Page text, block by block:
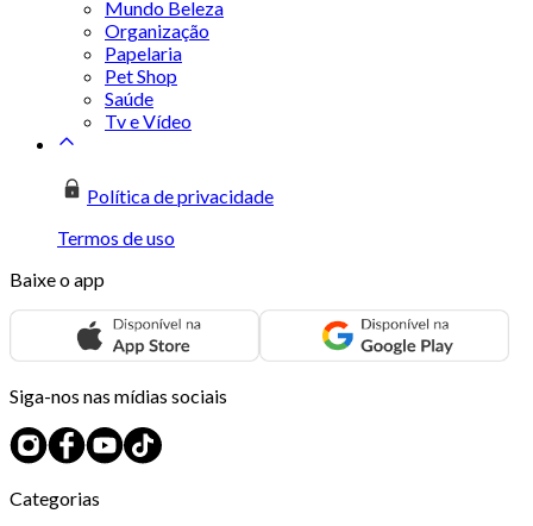
Mundo Beleza
Organização
Papelaria
Pet Shop
Saúde
Tv e Vídeo
Política de privacidade
Termos de uso
Baixe o app
Siga-nos nas mídias sociais
Categorias